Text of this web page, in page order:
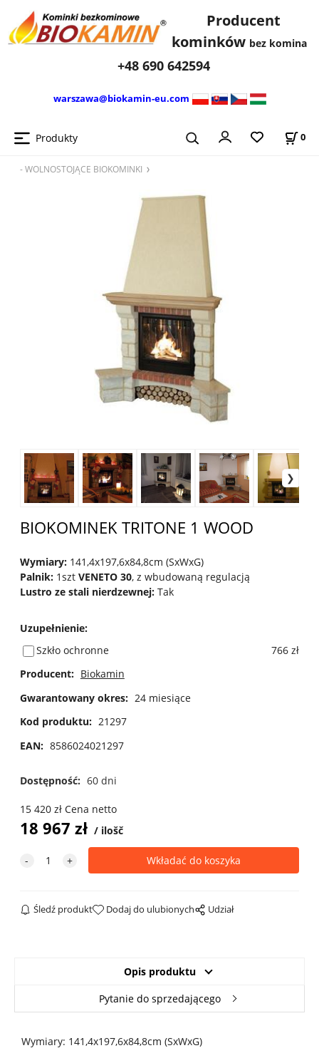
Producent
kominków bez komina
+48 690 642594
warszawa@biokamin-eu.com
Produkty 0
- WOLNOSTOJĄCE BIOKOMINKI
BIOKOMINEK TRITONE 1 WOOD
Wymiary:141,4x197,6x84,8cm (SxWxG)
Palnik:1szt VENETO 30, z wbudowaną regulacją
Lustro ze stali nierdzewnej:Tak
Uzupełnienie:
Szkło ochronne
766 zł
Producent: Biokamin
Gwarantowany okres: 24 miesiące
Kod produktu: 21297
EAN: 8586024021297
Dostępność: 60 dni
15 420zł Cena netto
18 967 zł ilošč
Śledź produkt Dodaj do ulubionych Udział
Opis produktu
Pytanie do sprzedającego
Wymiary: 141,4x197,6x84,8cm (SxWxG)